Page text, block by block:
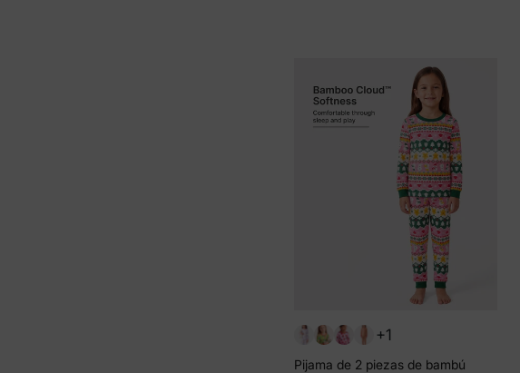
+1
Pijama de 2 piezas de bambú